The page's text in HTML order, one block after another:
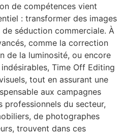
de compétences vient
: transformer des images
séduction commerciale. À
comme la correction
de la luminosité, ou encore
Time Off Editing
tout en assurant une
aux campagnes
professionnels du secteur,
de photographes
trouvent dans ces